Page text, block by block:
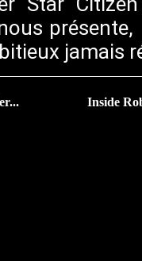
jamais
Inside